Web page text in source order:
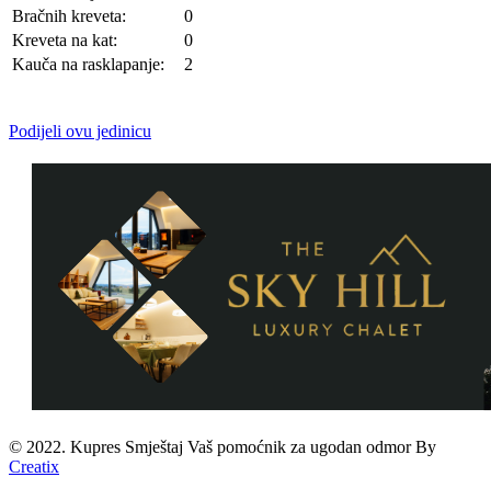
Bračnih kreveta:
0
Kreveta na kat:
0
Kauča na rasklapanje:
2
Podijeli ovu jedinicu
© 2022. Kupres Smještaj Vaš pomoćnik za ugodan odmor By
Creatix